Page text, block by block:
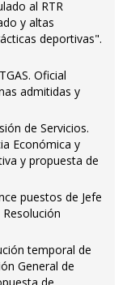
al RTR
y altas
deportivas".
Oficial
admitidas y
de Servicios.
Económica y
y propuesta de
puestos de Jefe
temporal de
General de